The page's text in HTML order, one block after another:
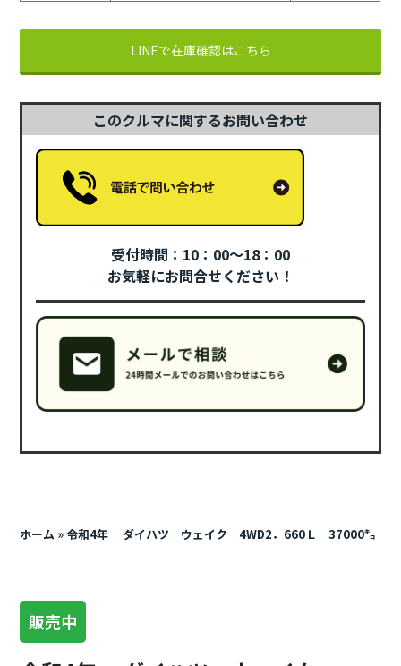
LINEで在庫確認はこちら
このクルマに関するお問い合わせ
受付時間：10：00～18：00
お気軽にお問合せください！
ホーム »令和4年 ダイハツ ウェイク 4WD2．660Ｌ 37000㌔
販売中